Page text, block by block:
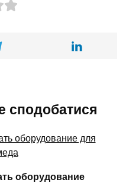
сподобатися
оборудование